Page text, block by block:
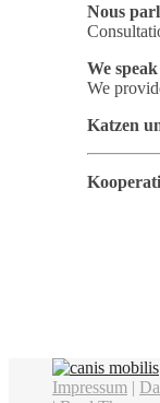
Nous
We
We
Katzen
Impressum |